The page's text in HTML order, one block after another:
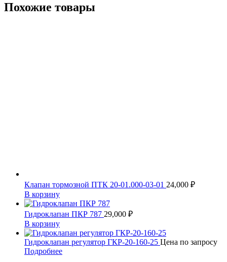
Похожие товары
Клапан тормозной ПТК 20-01.000-03-01 24,000 ₽
В корзину
Гидроклапан ПКР 787 29,000 ₽
В корзину
Гидроклапан регулятор ГКР-20-160-25 Цена по запросу
Подробнее